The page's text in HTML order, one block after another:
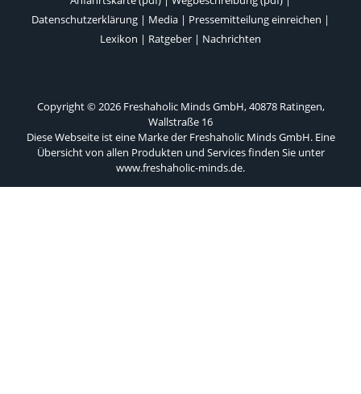
Datenschutzerklärung | Media | Pressemitteilung einreichen |
Lexikon | Ratgeber | Nachrichten
Copyright © 2026 Freshaholic Minds GmbH, 40878 Ratingen,
Wallstraße 16
Diese Webseite ist eine Marke der Freshaholic Minds GmbH. Eine
Übersicht von allen Produkten und Services finden Sie unter
www.freshaholic-minds.de.